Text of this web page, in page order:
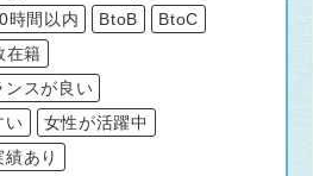
時間以内
BtoB
BtoC
在籍
ンスが良い
い
女性が活躍中
あり